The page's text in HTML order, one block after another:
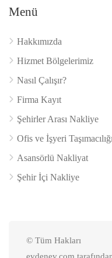
Menü
Hakkımızda
Hizmet Bölgelerimiz
Nasıl Çalışır?
Firma Kayıt
Şehirler Arası Nakliye
Ofis ve İşyeri Taşımacılığı
Asansörlü Nakliyat
Şehir İçi Nakliye
© Tüm Hakları